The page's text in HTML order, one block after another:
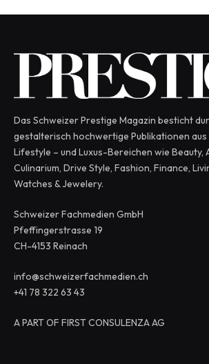
Das Schweizer Prestige Magazin besticht
gestalterisch hochwertige Publikationen
Lifestyle – und Luxus-Bereichen wie Beauty,
Culinarium, Drive Style, Fashion, Finance,
Watches & Jewelery.
Schweizer Fachmedien GmbH
Pfeffingerstrasse 19
CH-4153 Reinach
info@schweizerfachmedien.ch
+41 78 322 63 43
A PART OF FIRST CONSULENZA AG